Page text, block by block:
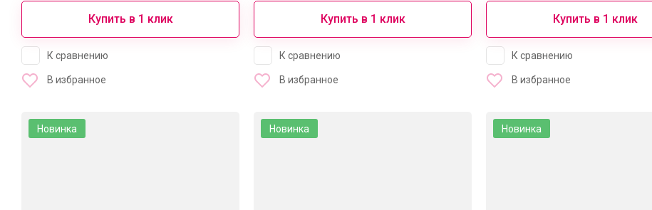
Купить в 1 клик
К сравнению
В избранное
Купить в 1 клик
К сравнению
В избранное
Купить в 1 клик
К сравнению
В избранное
Новинка Новинка Новинка